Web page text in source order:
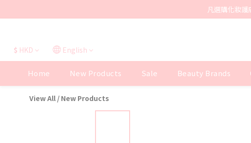
凡選購化妝
$ HKD English
Home New Products Sale Beauty Brands
View All / New Products